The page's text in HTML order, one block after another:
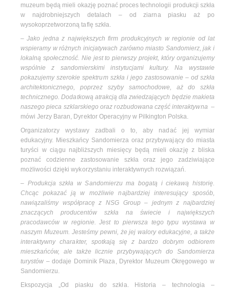
muzeum będą mieli okazję poznać proces technologii produkcji szkła
w najdrobniejszych detalach – od ziarna piasku aż po
wysokoprzetworzoną taflę szkła.
–Jako jedna z największych firm produkcyjnych w regionie od lat
wspieramy w różnych inicjatywach zarówno miasto Sandomierz, jak i
lokalną społeczność. Nie jest to pierwszy projekt, który organizujemy
wspólnie z sandomierskimi instytucjami kultury. Na wystawie
pokazujemy szerokie spektrum szkła i jego zastosowanie – od szkła
architektonicznego, poprzez szyby samochodowe, aż do szkła
technicznego. Dodatkową atrakcją dla zwiedzających będzie makieta
naszego pieca szklarskiego oraz rozbudowana część interaktywna –
mówi Jerzy Baran, Dyrektor Operacyjny w Pilkington Polska.
Organizatorzy wystawy zadbali o to, aby nadać jej wymiar
edukacyjny. Mieszkańcy Sandomierza oraz przybywający do miasta
turyści w ciągu najbliższych miesięcy będą mieli okazję z bliska
poznać codzienne zastosowanie szkła oraz jego zadziwiające
możliwości dzięki wykorzystaniu interaktywnych rozwiązań.
– Produkcja szkła w Sandomierzu ma bogatą i ciekawą historię.
Chcąc pokazać ją w możliwie najbardziej interesujący sposób,
nawiązaliśmy współpracę z NSG Group – jednym z najbardziej
znaczących producentów szkła na świecie i największych
pracodawców w regionie. Jest to pierwsza tego typu wystawa w
naszym Muzeum. Jesteśmy pewni, że jej walory edukacyjne, a także
interaktywny charakter, spotkają się z bardzo dobrym odbiorem
mieszkańców, ale także licznie przybywających do Sandomierza
turystów – dodaje Dominik Płaza, Dyrektor Muzeum Okręgowego w
Sandomierzu.
Ekspozycja „Od piasku do szkła. Historia – technologia –